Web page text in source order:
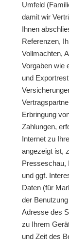
Umfeld
damit wir
Ihnen
Referenzen,
Vollmachten,
Vorgaben wie
und
Erbringung
Zahlungen,
Internet zu
angezeigt ist,
Presseschau,
und ggf.
Daten (für
der
Adresse des
zu Ihrem
und Zeit des